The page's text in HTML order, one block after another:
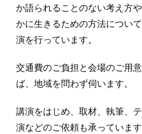
か語られることのない考え方
かに生きるための方法につい
演を行っています。
交通費のご負担と会場のご用
ば、地域を問わず伺います。
講演をはじめ、取材、執筆、
演などのご依頼も承っていま